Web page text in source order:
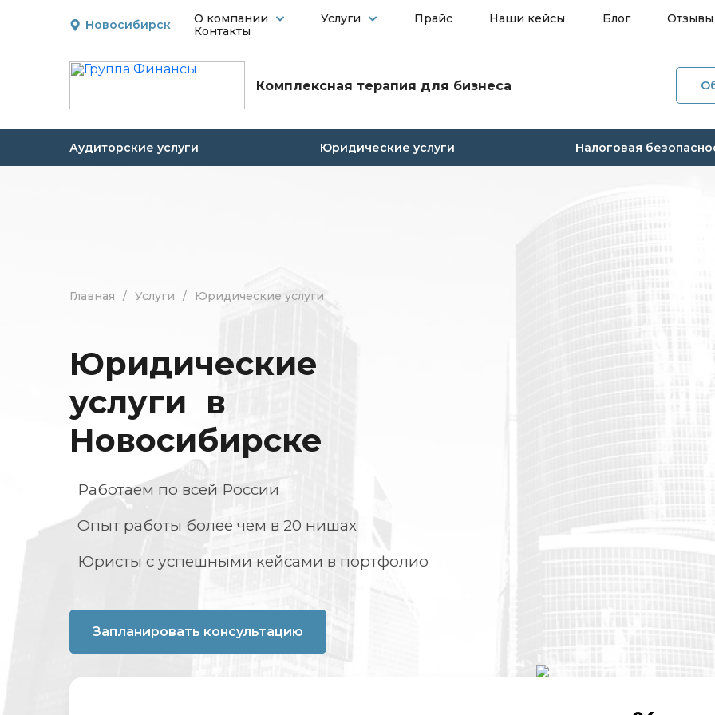
Новосибирск О компании Услуги Прайс Наши кейсы Блог
Отзывы
Контакты
Комплексная терапия для бизнеса
Аудиторские услуги Юридические услуги Налоговая
Главная / Услуги / Юридические услуги
Юридические
услуги в
Новосибирске
Работаем по всей России
Опыт работы более чем в 20 нишах
Юристы с успешными кейсами в портфолио
Запланировать консультацию